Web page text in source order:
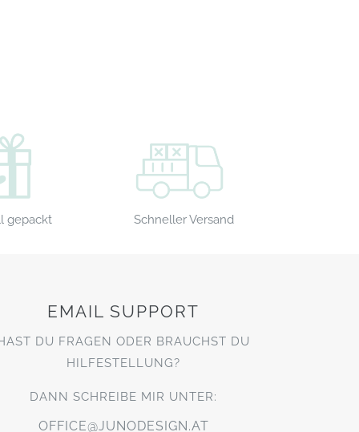
gepackt Schneller Versand
EMAIL SUPPORT
DU FRAGEN ODER BRAUCHST DU
HILFESTELLUNG?
DANN SCHREIBE MIR UNTER:
OFFICE@JUNODESIGN.AT